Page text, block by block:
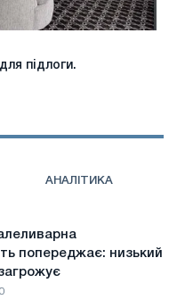
підлоги.
АНАЛІТИКА
попереджає: низький